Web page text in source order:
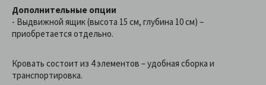
Дополнительные опции
- Выдвижной ящик (высота 15 см, глубина 10 см) –
приобретается отдельно.
Кровать состоит из 4 элементов – удобная сборка и
транспортировка.